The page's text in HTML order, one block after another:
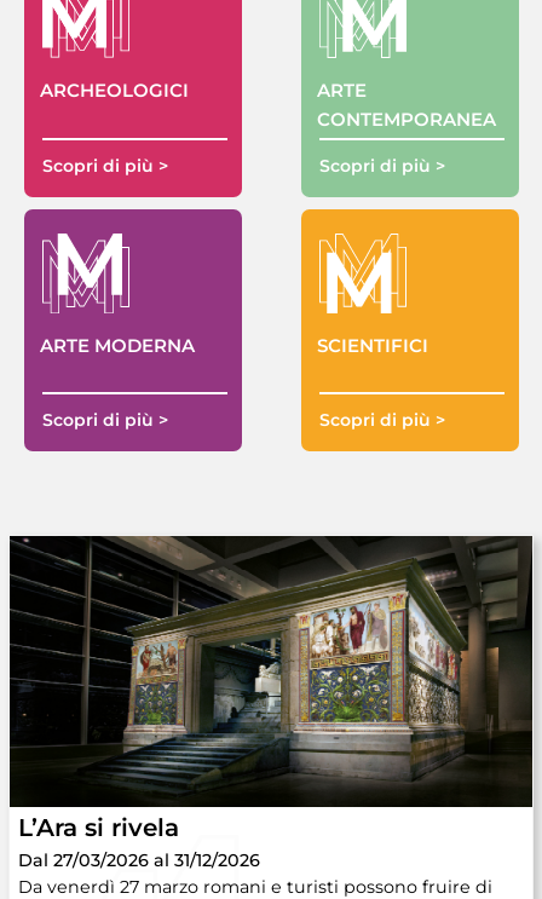
ARCHEOLOGICI
Scopri di più >
ARTE
CONTEMPORANEA
Scopri di più >
ARTE MODERNA
Scopri di più >
SCIENTIFICI
Scopri di più >
L’Ara si rivela
Dal 27/03/2026 al 31/12/2026
Da venerdì 27 marzo romani e turisti possono fruire di